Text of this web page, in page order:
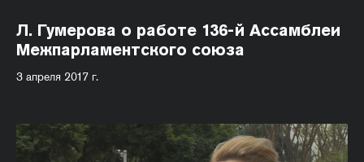
Л. Гумерова о работе 136-й Ассамблеи
Межпарламентского союза
3 апреля 2017 г.